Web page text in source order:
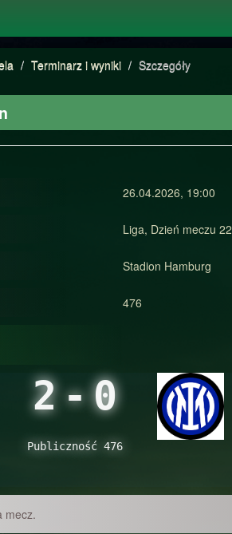
/ Terminarz i wyniki / Szczegóły
26.04.2026, 19:00
Liga, Dzień meczu 22
Stadion Hamburg
476
2-0
Publiczność 476
mecz.